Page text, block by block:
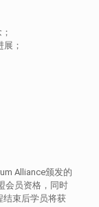
；
Alliance颁发的
会员资格，同时
结束后学员将获